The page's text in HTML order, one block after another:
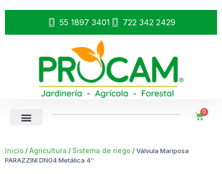
55 1897 3401 722 342 2429
0
Inicio /Agricultura / Sistema de riego / Válvula Mariposa
PARAZZINI DN04 Metálica 4″